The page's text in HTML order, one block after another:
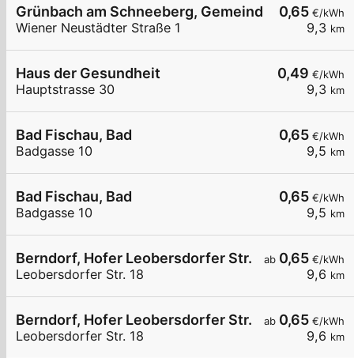
0,65 €/kWh
9,3 km
Grünbach am Schneeberg, Gemeindeamt
Wiener Neustädter Straße 1
0,49 €/kWh
9,3 km
Haus der Gesundheit
Hauptstrasse 30
0,65 €/kWh
9,5 km
Bad Fischau, Bad
Badgasse 10
0,65 €/kWh
9,5 km
Bad Fischau, Bad
Badgasse 10
ab 0,65 €/kWh
9,6 km
Berndorf, Hofer Leobersdorfer Str.
Leobersdorfer Str. 18
ab 0,65 €/kWh
9,6 km
Berndorf, Hofer Leobersdorfer Str.
Leobersdorfer Str. 18